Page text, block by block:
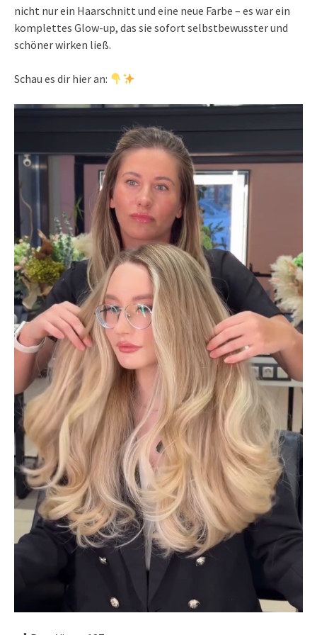
nicht nur ein Haarschnitt und eine neue Farbe – es war ein
komplettes Glow-up, das sie sofort selbstbewusster und
schöner wirken ließ.
Schau es dir hier an: